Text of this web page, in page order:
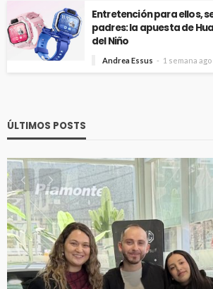
Entretención para ellos,
padres: la apuesta de
del Niño
Andrea Essus 1 semana ago
ÚLTIMOS POSTS